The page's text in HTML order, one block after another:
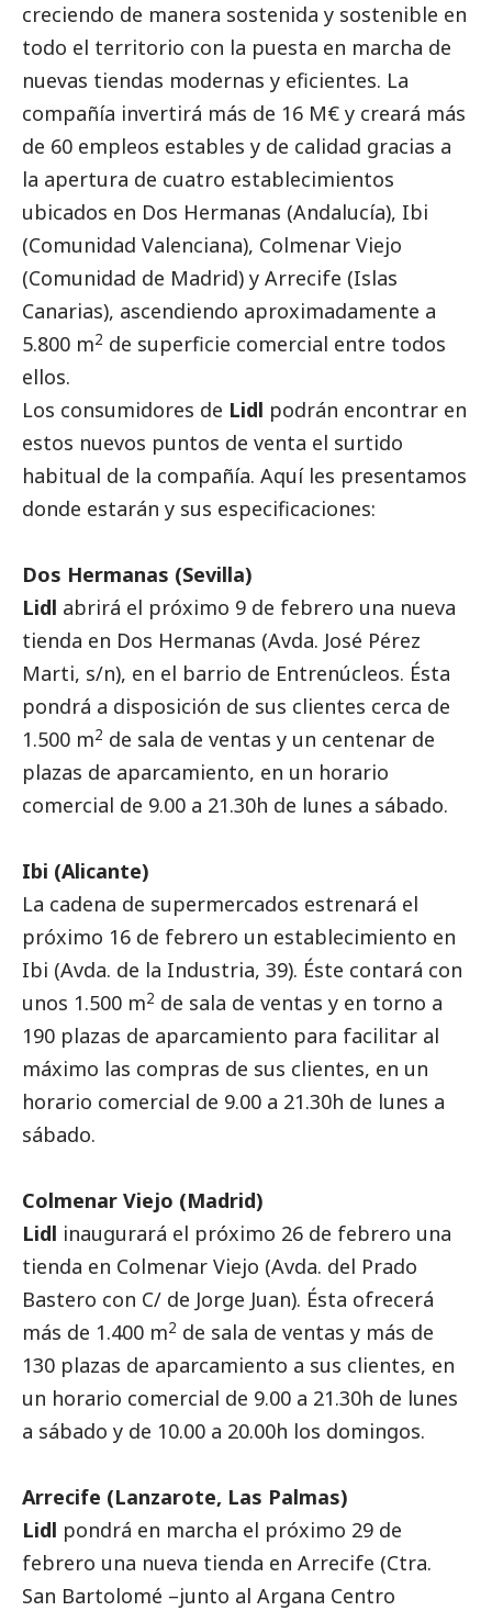
creciendo de manera sostenida y sostenible en
todo el territorio con la puesta en marcha de
nuevas tiendas modernas y eficientes. La
compañía invertirá más de 16 M€ y creará más
de 60 empleos estables y de calidad gracias a
la apertura de cuatro establecimientos
ubicados en Dos Hermanas (Andalucía), Ibi
(Comunidad Valenciana), Colmenar Viejo
(Comunidad de Madrid) y Arrecife (Islas
Canarias), ascendiendo aproximadamente a
5.800 m2 de superficie comercial entre todos
ellos.
Los consumidores de Lidl podrán encontrar en
estos nuevos puntos de venta el surtido
habitual de la compañía. Aquí les presentamos
donde estarán y sus especificaciones:
Dos Hermanas (Sevilla)
Lidl abrirá el próximo 9 de febrero una nueva
tienda en Dos Hermanas (Avda. José Pérez
Marti, s/n), en el barrio de Entrenúcleos. Ésta
pondrá a disposición de sus clientes cerca de
1.500 m2 de sala de ventas y un centenar de
plazas de aparcamiento, en un horario
comercial de 9.00 a 21.30h de lunes a sábado.
Ibi (Alicante)
La cadena de supermercados estrenará el
próximo 16 de febrero un establecimiento en
Ibi (Avda. de la Industria, 39). Éste contará con
unos 1.500 m2 de sala de ventas y en torno a
190 plazas de aparcamiento para facilitar al
máximo las compras de sus clientes, en un
horario comercial de 9.00 a 21.30h de lunes a
sábado.
Colmenar Viejo (Madrid)
Lidl inaugurará el próximo 26 de febrero una
tienda en Colmenar Viejo (Avda. del Prado
Bastero con C/ de Jorge Juan). Ésta ofrecerá
más de 1.400 m2 de sala de ventas y más de
130 plazas de aparcamiento a sus clientes, en
un horario comercial de 9.00 a 21.30h de lunes
a sábado y de 10.00 a 20.00h los domingos.
Arrecife (Lanzarote, Las Palmas)
Lidl pondrá en marcha el próximo 29 de
febrero una nueva tienda en Arrecife (Ctra.
San Bartolomé –junto al Argana Centro